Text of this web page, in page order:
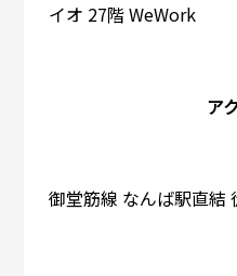
イオ 27階 WeWork
ア
御堂筋線 なんば駅直結